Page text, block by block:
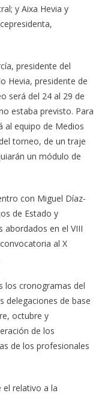
y Aixa Hevia y
presidente del
Hevia, presidente de
será del 24 al 29 de
estaba previsto. Para
al equipo de Medios
torneo, de un traje
un módulo de
con Miguel Díaz-
de Estado y
abordados en el VIII
al X
los cronogramas del
delegaciones de base
octubre y
de los
de los profesionales
relativo a la